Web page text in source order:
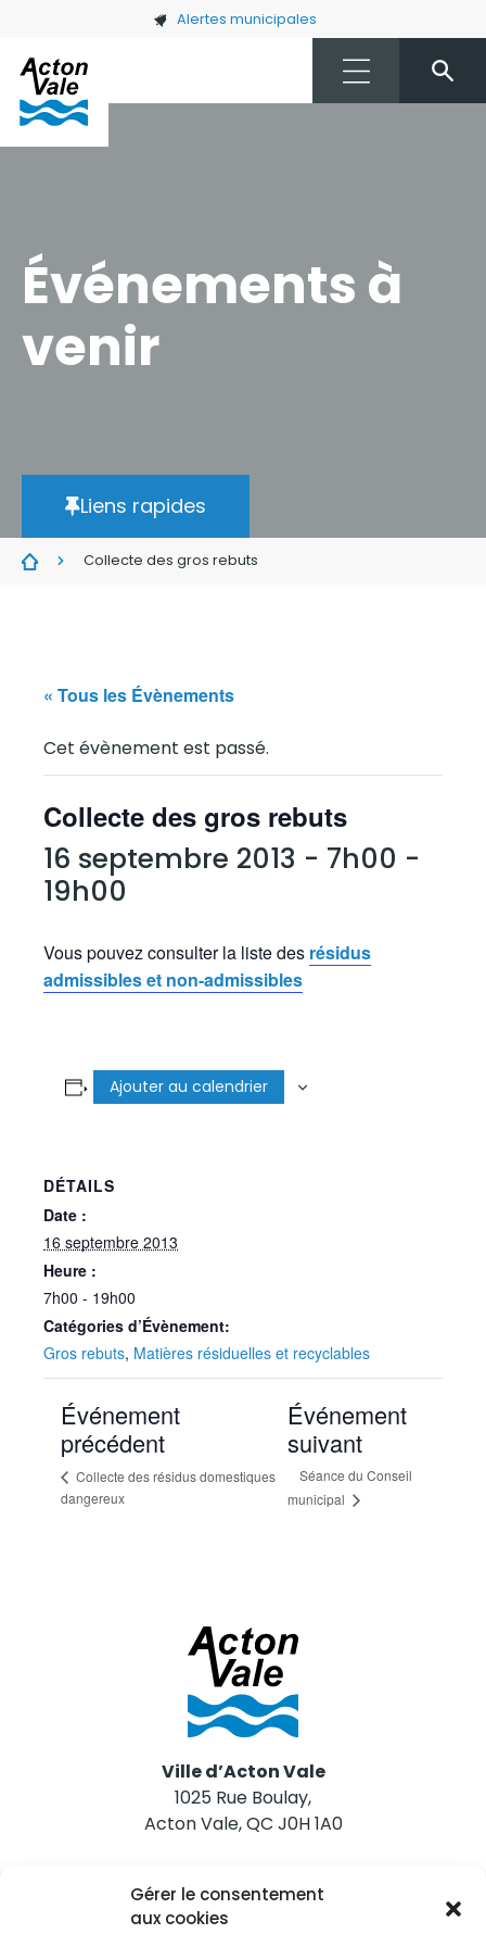
Gérer le consentement
aux cookies
Skip to main content Alertes municipales
Événements à
venir
Liens rapides
Collecte des gros rebuts
« Tous les Évènements
Cet évènement est passé.
Collecte des gros rebuts
16 septembre 2013 - 7h00 -
19h00
Vous pouvez consulter la liste des résidus
admissibles et non-admissibles
Ajouter au calendrier
DÉTAILS
Date :
16 septembre 2013
Heure :
7h00 - 19h00
Catégories d’Évènement:
Gros rebuts, Matières résiduelles et recyclables
Événement
précédent
Collecte des résidus domestiques
dangereux
Événement
suivant
Séance du Conseil
municipal
Ville d’Acton Vale
1025 Rue Boulay,
Acton Vale, QC J0H 1A0
Nous joindre
Tél. 450 546-2703